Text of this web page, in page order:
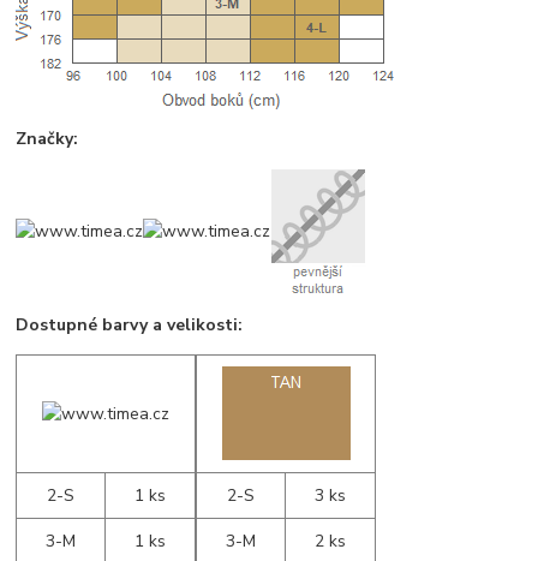
Značky:
Dostupné barvy a velikosti:
2-S
1 ks
3-M
1 ks
2-S
3 ks
3-M
2 ks